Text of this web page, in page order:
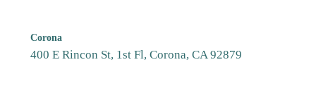
Corona
400 E Rincon St, 1st Fl, Corona, CA 92879